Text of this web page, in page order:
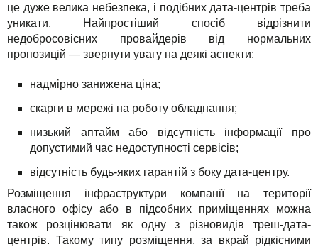
це дуже велика небезпека, і подібних дата-центрів треба
уникати. Найпростіший спосіб відрізнити
недобросовісних провайдерів від нормальних
пропозицій — звернути увагу на деякі аспекти:
надмірно занижена ціна;
скарги в мережі на роботу обладнання;
низький аптайм або відсутність інформації про
допустимий час недоступності сервісів;
відсутність будь-яких гарантій з боку дата-центру.
Розміщення інфраструктури компанії на території
власного офісу або в підсобних приміщеннях можна
також розцінювати як одну з різновидів треш-дата-
центрів. Такому типу розміщення, за вкрай рідкісними